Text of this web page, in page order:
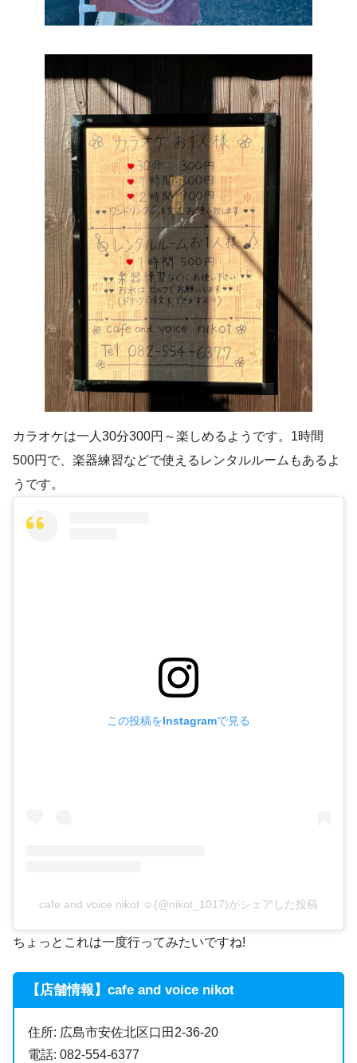
カラオケは一人30分300円～楽しめるようです。1時間
500円で、楽器練習などで使えるレンタルルームもあるよ
うです。
この投稿をInstagramで見る
cafe and voice nikot ☺︎(@nikot_1017)がシェアした投稿
ちょっとこれは一度行ってみたいですね!
【店舗情報】cafe and voice nikot
住所: 広島市安佐北区口田2-36-20
電話: 082-554-6377